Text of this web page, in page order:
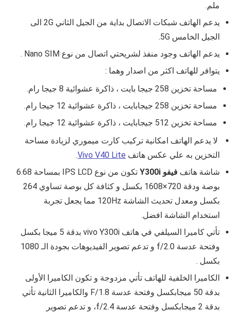
ملم.
يدعم الهاتف شبكات الاتصال بداية من الجيل الثاني 2G الى
الجيل الخامس 5G.
يدعم الهاتف وجود منفذ لشريحتي اتصال من نوع Nano SIM .
يتوافر للهاتف اكثر من اصدار وهما :
مساحة تخزين 258 جيجا بايت ، ذاكرة عشوائية 8 جيجا رام.
مساحة تخزين 258 جيجابايت ، ذاكرة عشوائية 12 جيجا رام.
مساحة تخزين 512 جيجابايت ، ذاكرة عشوائية 12 جيجا رام.
لا يدعم الهاتف امكانية تركيب كارت ميموري لزيادة مساحة
التخزين به علي عكس هاتف Vivo V40 Lite
.
شاشة هاتف فيفو Y300i
تكون من نوع IPS LCD بمساحة 6.68
بوصة ودقة 720×1608 بكسل و كثافة كل بوصة تساوي 264
بكسل ومعدل تحديث الشاشة 120Hz مما يجعل تجربة
استخدام الشاشة افضل.
تأتي كاميرا السيلفي في هاتف vivo Y300i
بدقة 5 ميجا بكسل
وفتحة عدسة
f/2.0 و تدعم تصوير الفيديوهات بجودة الـ 1080
بكسل .
الكاميرا الخلفية للهاتف تأتي مزدوجة و تكون الكاميرا الأولى
بدقة 50 ميجابكسل وفتحة عدسة F/1.8 والكاميرا الثانية تأتي
بدقة 2 ميجابكسل وفتحة عدسة
f/2.4، و تدعم تصوير